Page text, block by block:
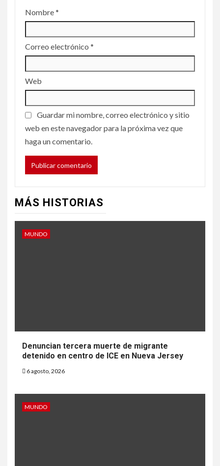
Nombre*
Correo electrónico *
Web
Guardar mi nombre, correo electrónico y sitio
web en este navegador para la próxima vez que
haga un comentario.
MÁS HISTORIAS
MUNDO
Denuncian tercera muerte de migrante
detenido en centro de ICE en Nueva Jersey
6 agosto, 2026
MUNDO